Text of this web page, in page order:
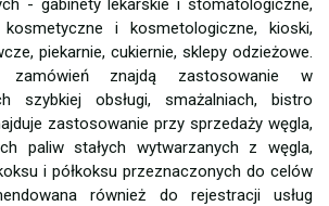
i kosmetologiczne, kioski,
piekarnie, cukiernie, sklepy odzieżowe.
zamówień znajdą zastosowanie w
szybkiej obsługi, smażalniach, bistro
zastosowanie przy sprzedaży węgla,
paliw stałych wytwarzanych z węgla,
i półkoksu przeznaczonych do celów
również do rejestracji usług